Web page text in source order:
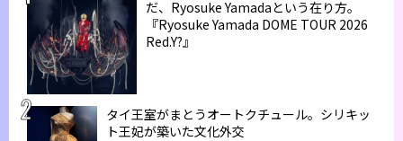
だ、Ryosuke Yamadaという在り方。
『Ryosuke Yamada DOME TOUR 2026
Red.Y?』
タイ王室がまとうオートクチュール。シリキッ
ト王妃が築いた文化外交